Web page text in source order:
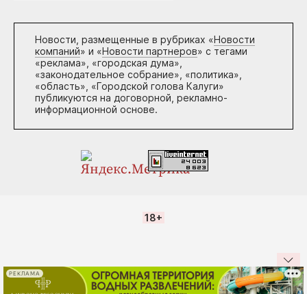
Новости, размещенные в рубриках «Новости
компаний» и «Новости партнеров» с тегами
«реклама», «городская дума»,
«законодательное собрание», «политика»,
«область», «Городской голова Калуги»
публикуются на договорной, рекламно-
информационной основе.
18+
РЕКЛАМА